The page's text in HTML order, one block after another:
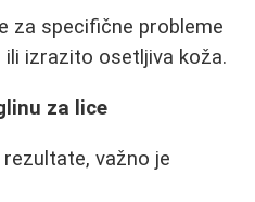
za specifične probleme
izrazito osetljiva koža.
za lice
važno je